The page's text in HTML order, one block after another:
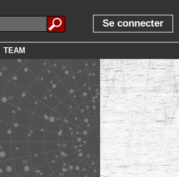
Se connecter
TEAM